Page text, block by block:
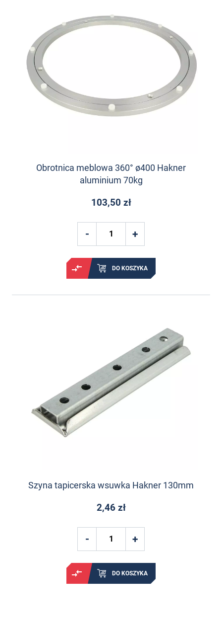
Obrotnica meblowa 360° ø400 Hakner
aluminium 70kg
103,50 zł
DO KOSZYKA
Szyna tapicerska wsuwka Hakner 130mm
2,46 zł
DO KOSZYKA